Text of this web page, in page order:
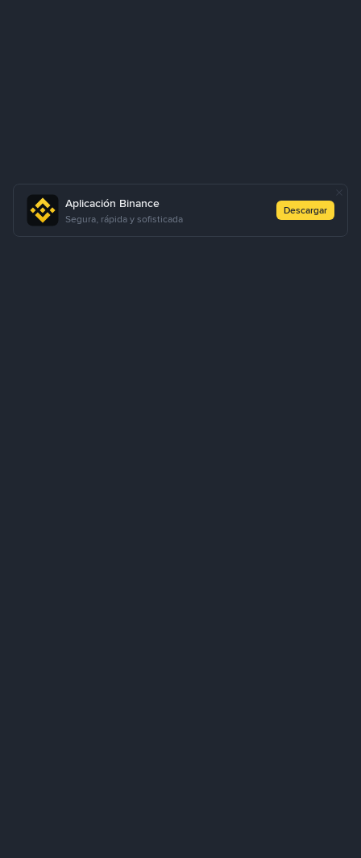
Aplicación Binance
Segura, rápida y sofisticada
Descargar